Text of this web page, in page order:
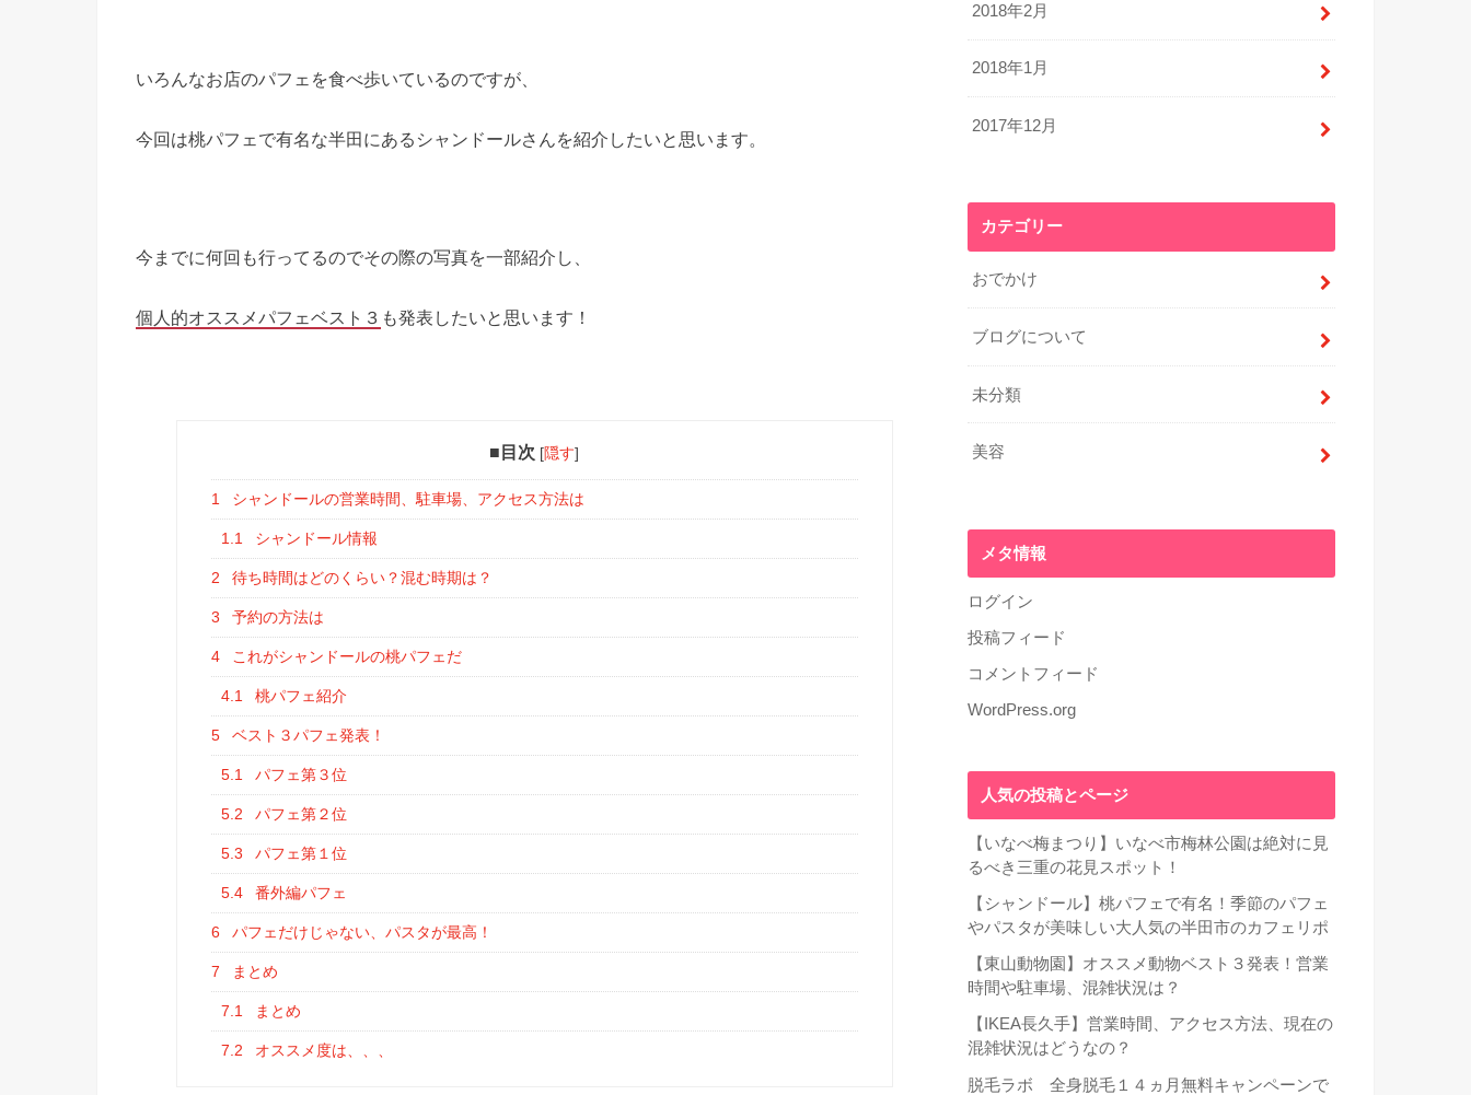
いろんなお店のパフェを食べ歩いているのですが、
今回は桃パフェで有名な半田にあるシャンドールさんを紹介したいと思います。
今までに何回も行ってるのでその際の写真を一部紹介し、
個人的オススメパフェベスト３ も発表したいと思います！
■目次 [隠す]
1 シャンドールの営業時間、駐車場、アクセス方法は
1.1 シャンドール情報
2 待ち時間はどのくらい？混む時期は？
3 予約の方法は
4 これがシャンドールの桃パフェだ
4.1 桃パフェ紹介
5 ベスト３パフェ発表！
5.1 パフェ第３位
5.2 パフェ第２位
5.3 パフェ第１位
5.4 番外編パフェ
6 パフェだけじゃない、パスタが最高！
7 まとめ
7.1 まとめ
7.2 オススメ度は、、、
2018年2月
2018年1月
2017年12月
カテゴリー
おでかけ
ブログについて
未分類
美容
メタ情報
ログイン
投稿フィード
コメントフィード
WordPress.org
人気の投稿とページ
【いなべ梅まつり】いなべ市梅林公園は絶対に見
るべき三重の花見スポット！
【シャンドール】桃パフェで有名！季節のパフェ
やパスタが美味しい大人気の半田市のカフェリポ
【東山動物園】オススメ動物ベスト３発表！営業
時間や駐車場、混雑状況は？
【IKEA長久手】営業時間、アクセス方法、現在の
混雑状況はどうなの？
脱毛ラボ 全身脱毛１４ヵ月無料キャンペーンで